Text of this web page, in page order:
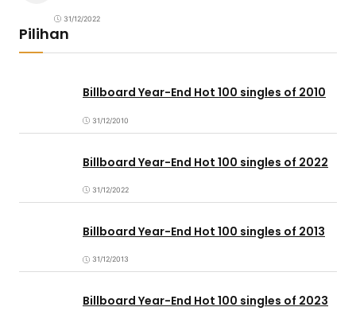
31/12/2022
Pilihan
Billboard Year-End Hot 100 singles of 2010
31/12/2010
Billboard Year-End Hot 100 singles of 2022
31/12/2022
Billboard Year-End Hot 100 singles of 2013
31/12/2013
Billboard Year-End Hot 100 singles of 2023